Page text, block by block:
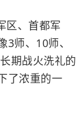
区、首都军
师、10师、
期战火洗礼的
了浓重的一